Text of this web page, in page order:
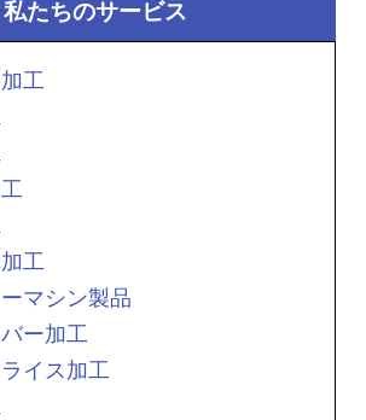
私たちのサービス
工
工
マシン製品
ー加工
イス加工